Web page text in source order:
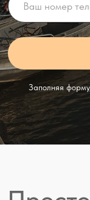
Заполняя форму, Вы
Просто
дом —
за нами